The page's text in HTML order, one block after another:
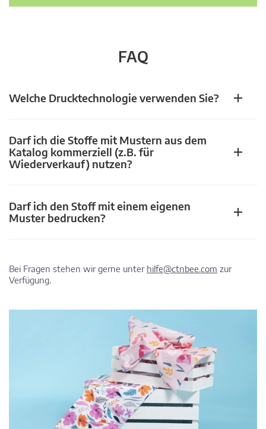
FAQ
Welche Drucktechnologie verwenden Sie?
Darf ich die Stoffe mit Mustern aus dem
Katalog kommerziell (z.B. für
Wiederverkauf) nutzen?
Darf ich den Stoff mit einem eigenen
Muster bedrucken?
Bei Fragen stehen wir gerne unter hilfe@ctnbee.com zur
Verfügung.